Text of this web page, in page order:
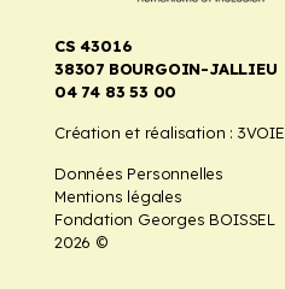
CS 43016
38307 BOURGOIN-JALLIEU
04 74 83 53 00
Création et réalisation : 3VOIE
Données Personnelles
Mentions légales
Fondation Georges BOISSEL
2026 ©